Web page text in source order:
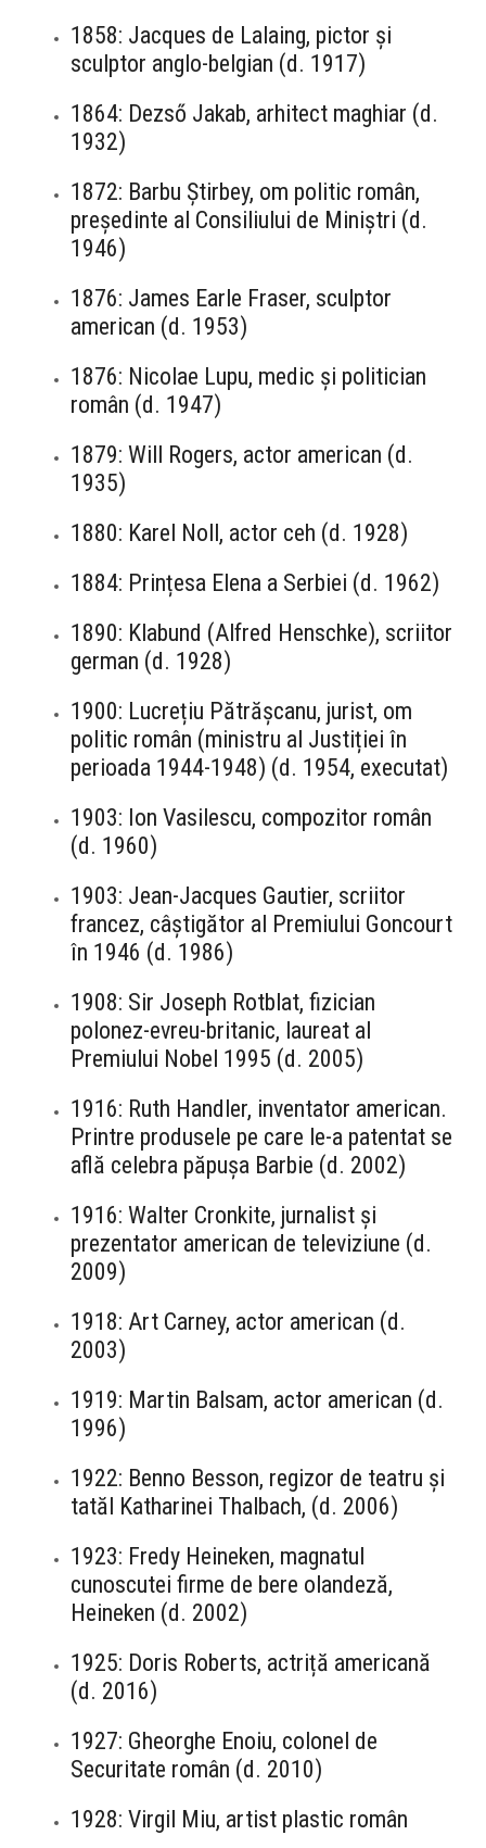
1858: Jacques de Lalaing, pictor și
sculptor anglo-belgian (d. 1917)
1864: Dezső Jakab, arhitect maghiar (d.
1932)
1872: Barbu Știrbey, om politic român,
președinte al Consiliului de Miniștri (d.
1946)
1876: James Earle Fraser, sculptor
american (d. 1953)
1876: Nicolae Lupu, medic și politician
român (d. 1947)
1879: Will Rogers, actor american (d.
1935)
1880: Karel Noll, actor ceh (d. 1928)
1884: Prințesa Elena a Serbiei (d. 1962)
1890: Klabund (Alfred Henschke), scriitor
german (d. 1928)
1900: Lucrețiu Pătrășcanu, jurist, om
politic român (ministru al Justiției în
perioada 1944-1948) (d. 1954, executat)
1903: Ion Vasilescu, compozitor român
(d. 1960)
1903: Jean-Jacques Gautier, scriitor
francez, câștigător al Premiului Goncourt
în 1946 (d. 1986)
1908: Sir Joseph Rotblat, fizician
polonez-evreu-britanic, laureat al
Premiului Nobel 1995 (d. 2005)
1916: Ruth Handler, inventator american.
Printre produsele pe care le-a patentat se
află celebra păpușa Barbie (d. 2002)
1916: Walter Cronkite, jurnalist și
prezentator american de televiziune (d.
2009)
1918: Art Carney, actor american (d.
2003)
1919: Martin Balsam, actor american (d.
1996)
1922: Benno Besson, regizor de teatru și
tatăl Katharinei Thalbach, (d. 2006)
1923: Fredy Heineken, magnatul
cunoscutei firme de bere olandeză,
Heineken (d. 2002)
1925: Doris Roberts, actriță americană
(d. 2016)
1927: Gheorghe Enoiu, colonel de
Securitate român (d. 2010)
1928: Virgil Miu, artist plastic român